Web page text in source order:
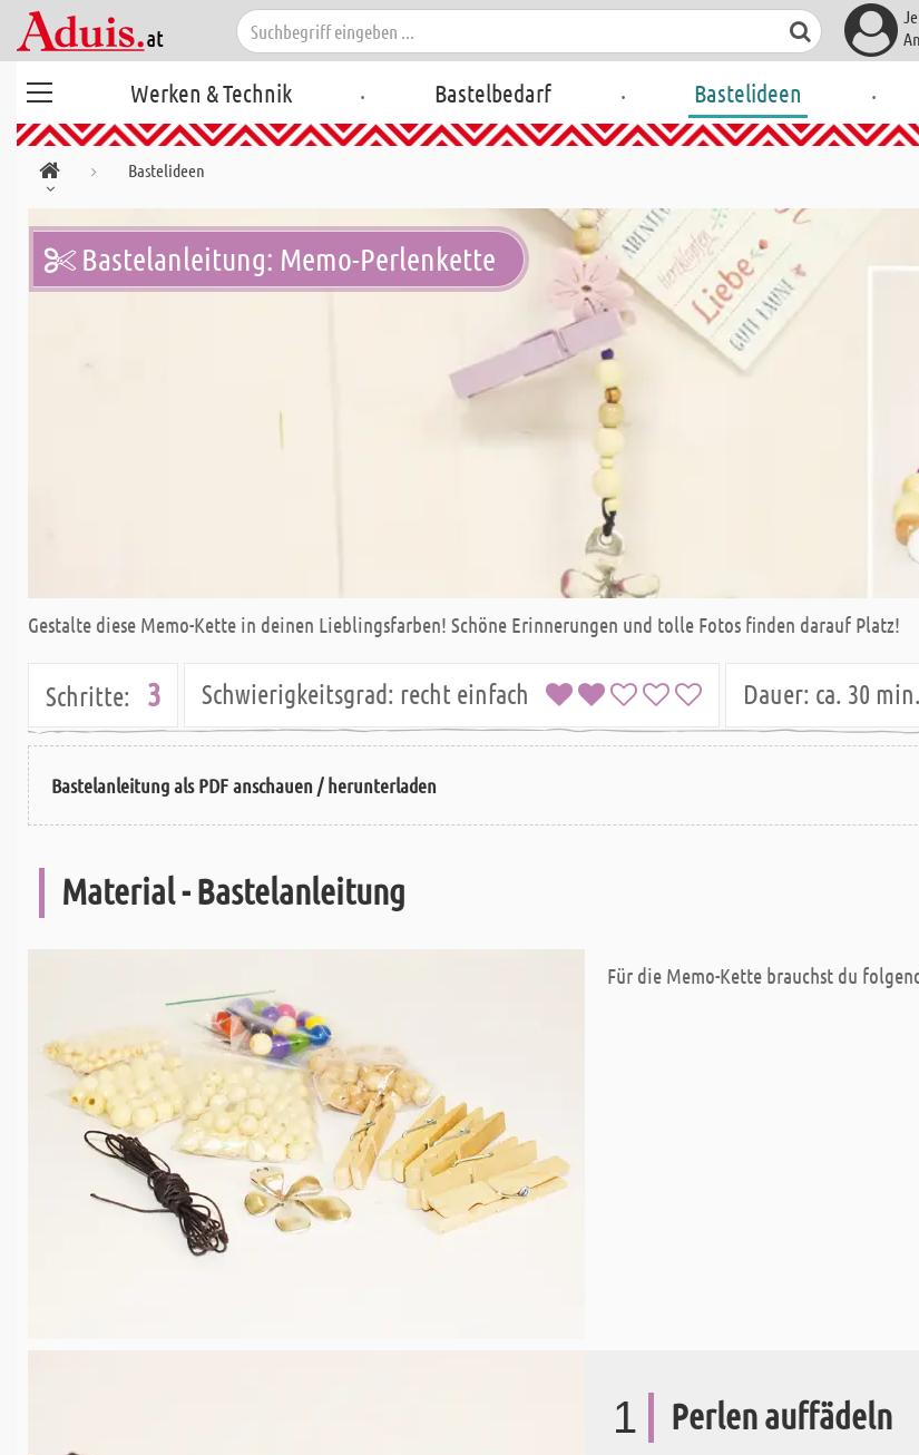
Werken & Technik . Bastelbedarf . Bastelideen .
Bastelideen
Bastelanleitung: Memo-Perlenkette
Gestalte diese Memo-Kette in deinen Lieblingsfarben! Schöne Erinnerungen und tolle Fotos finden darauf Platz!
Schritte: 3 Schwierigkeitsgrad: recht einfach Dauer: ca. 30
Bastelanleitung als PDF anschauen / herunterladen
Material - Bastelanleitung
Für die Memo-Kette brauchst du
1 Perlen auffädeln